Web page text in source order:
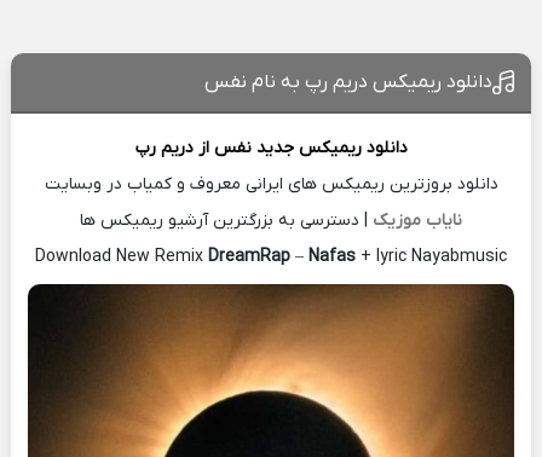
دانلود ریمیکس دریم رپ به نام نفس
دانلود ریمیکس جدید نفس ازدریم رپ
دانلود بروزترین ریمیکس های ایرانی معروف و کمیاب در وبسایت
نایاب موزیک | دسترسی به بزرگترین آرشیو ریمیکس ها
Download New Remix DreamRap – Nafas + lyric Nayabmusic